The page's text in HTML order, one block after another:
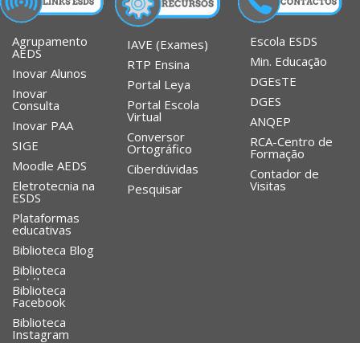
Agrupamento
AEDS
Inovar Alunos
Inovar
Consulta
Inovar PAA
SIGE
Moodle AEDS
Eletrotecnia na
ESDS
Plataformas
educativas
Biblioteca Blog
Biblioteca
Catálogo
Biblioteca
Facebook
Biblioteca
Instagram
IAVE (Exames)
RTP Ensina
Portal Leya
Portal Escola
Virtual
Conversor
Ortográfico
Ciberdúvidas
Pesquisar
Escola ESDS
Min. Educação
DGEsTE
DGES
ANQEP
RCA-Centro de
Formação
Contador de
Visitas